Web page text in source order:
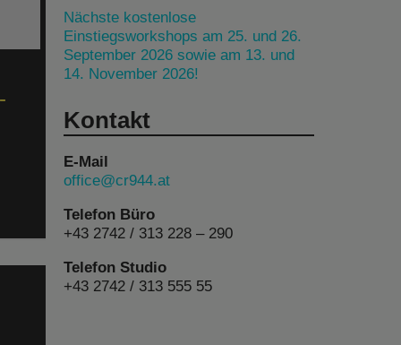
Nächste kostenlose
Einstiegsworkshops am 25. und 26.
September 2026 sowie am 13. und
14. November 2026!
Kontakt
E-Mail
office@cr944.at
Telefon Büro
+43 2742 / 313 228 – 290
Telefon Studio
+43 2742 / 313 555 55